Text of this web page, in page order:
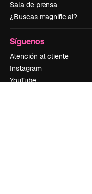
Sala de prensa
¿Buscas magnific.ai?
Síguenos
Atención al cliente
Instagram
YouTube